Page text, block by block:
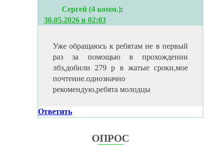
Сергей (4 комм.):
30.05.2026 в 02:03
Уже обращаюсь к ребятам не в первый
раз за помощью в прохождении
лбз,добили 279 р в жатые сроки,мое
почтение.однозначно
рекомендую,ребята молодцы
Ответить
ОПРОС